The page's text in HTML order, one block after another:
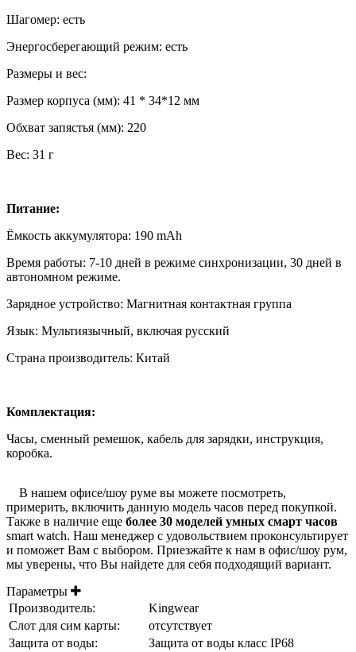
Шагомер: есть
Энергосберегающий режим: есть
Размеры и вес:
Размер корпуса (мм): 41 * 34*12 мм
Обхват запястья (мм): 220
Вес: 31 г
Питание:
Ёмкость аккумулятора: 190 mAh
Время работы: 7-10 дней в режиме синхронизации, 30 дней в
автономном режиме.
Зарядное устройство: Магнитная контактная группа
Язык: Мультиязычный, включая русский
Страна производитель: Китай
Комплектация:
Часы, сменный ремешок, кабель для зарядки, инструкция,
коробка.
В нашем офисе/шоу руме вы можете посмотреть,
примерить, включить данную модель часов перед покупкой.
Также в наличие еще более 30 моделей умных смарт часов
smart watch. Наш менеджер с удовольствием проконсультирует
и поможет Вам с выбором. Приезжайте к нам в офис/шоу рум,
мы уверены, что Вы найдете для себя подходящий вариант.
Параметры
Производитель:
Kingwear
Слот для сим карты:
отсутствует
Защита от воды:
Защита от воды класс IP68